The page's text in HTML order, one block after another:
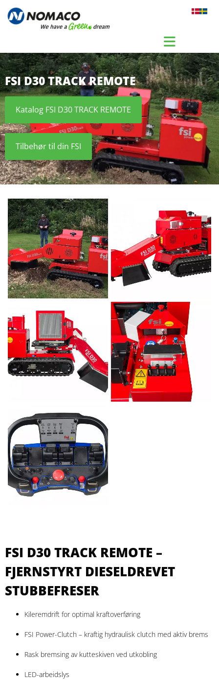
Gå til indhold
FSI D30 TRACK REMOTE
Katalog FSI D30 TRACK REMOTE
Tilbehør til din FSI
FSI D30 TRACK REMOTE –
FJERNSTYRT DIESELDREVET
STUBBEFRESER
Kileremdrift for optimal kraftoverføring
FSI Power-Clutch – kraftig hydraulisk clutch med aktiv brems
Rask bremsing av kutteskiven ved utkobling
LED-arbeidslys